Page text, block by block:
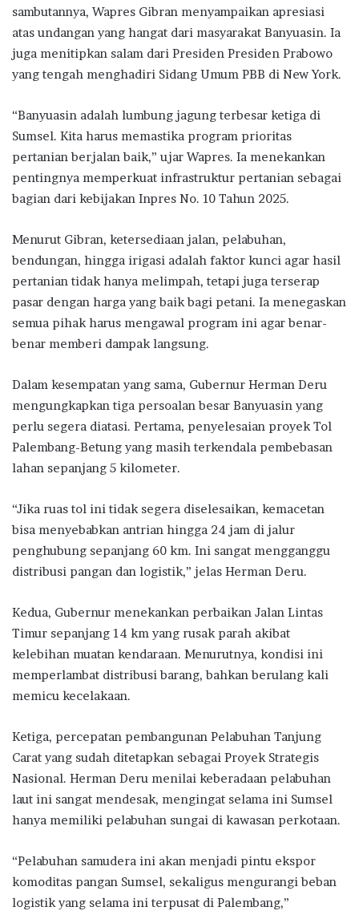
sambutannya, Wapres Gibran menyampaikan apresiasi
atas undangan yang hangat dari masyarakat Banyuasin. Ia
juga menitipkan salam dari Presiden Presiden Prabowo
yang tengah menghadiri Sidang Umum PBB di New York.
“Banyuasin adalah lumbung jagung terbesar ketiga di
Sumsel. Kita harus memastika program prioritas
pertanian berjalan baik,” ujar Wapres. Ia menekankan
pentingnya memperkuat infrastruktur pertanian sebagai
bagian dari kebijakan Inpres No. 10 Tahun 2025.
Menurut Gibran, ketersediaan jalan, pelabuhan,
bendungan, hingga irigasi adalah faktor kunci agar hasil
pertanian tidak hanya melimpah, tetapi juga terserap
pasar dengan harga yang baik bagi petani. Ia menegaskan
semua pihak harus mengawal program ini agar benar-
benar memberi dampak langsung.
Dalam kesempatan yang sama, Gubernur Herman Deru
mengungkapkan tiga persoalan besar Banyuasin yang
perlu segera diatasi. Pertama, penyelesaian proyek Tol
Palembang-Betung yang masih terkendala pembebasan
lahan sepanjang 5 kilometer.
“Jika ruas tol ini tidak segera diselesaikan, kemacetan
bisa menyebabkan antrian hingga 24 jam di jalur
penghubung sepanjang 60 km. Ini sangat mengganggu
distribusi pangan dan logistik,” jelas Herman Deru.
Kedua, Gubernur menekankan perbaikan Jalan Lintas
Timur sepanjang 14 km yang rusak parah akibat
kelebihan muatan kendaraan. Menurutnya, kondisi ini
memperlambat distribusi barang, bahkan berulang kali
memicu kecelakaan.
Ketiga, percepatan pembangunan Pelabuhan Tanjung
Carat yang sudah ditetapkan sebagai Proyek Strategis
Nasional. Herman Deru menilai keberadaan pelabuhan
laut ini sangat mendesak, mengingat selama ini Sumsel
hanya memiliki pelabuhan sungai di kawasan perkotaan.
“Pelabuhan samudera ini akan menjadi pintu ekspor
komoditas pangan Sumsel, sekaligus mengurangi beban
logistik yang selama ini terpusat di Palembang,”